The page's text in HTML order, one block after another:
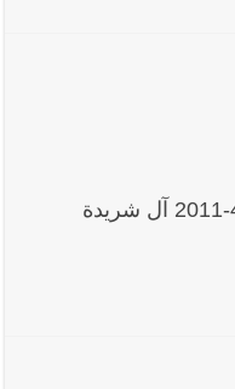
الحاجة صبحية أحمد شريدة 26-4-2011 آل شريدة